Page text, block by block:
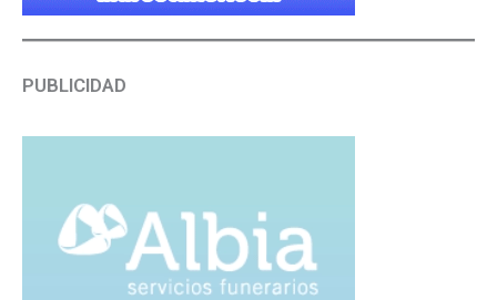
PUBLICIDAD